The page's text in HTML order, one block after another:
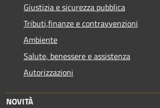
Giustizia e sicurezza pubblica
Tributi,finanze e contravvenzioni
Ambiente
Salute, benessere e assistenza
Autorizzazioni
NOVITÀ